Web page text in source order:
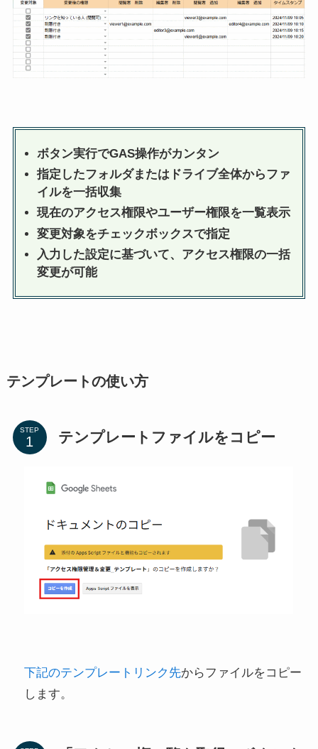
ボタン実行でGAS操作がカンタン
指定したフォルダまたはドライブ全体からファ
イルを一括収集
現在のアクセス権限やユーザー権限を一覧表示
変更対象をチェックボックスで指定
入力した設定に基づいて、アクセス権限の一括
変更が可能
テンプレートの使い方
STEP テンプレートファイルをコピー
下記のテンプレートリンク先からファイルをコピー
します。